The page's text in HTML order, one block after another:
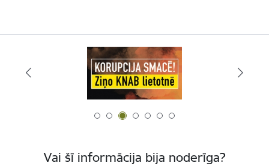
Vai šī informācija bija noderīga?